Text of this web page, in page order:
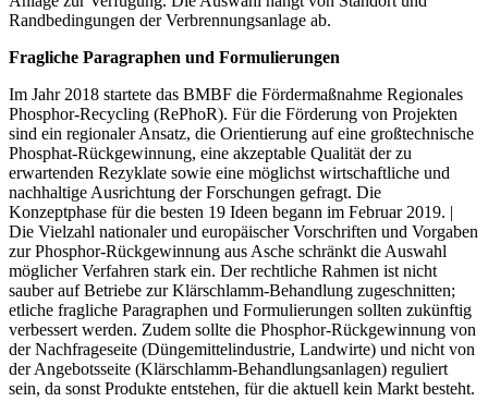
Randbedingungen der Verbrennungsanlage ab.
Fragliche Paragraphen und Formulierungen
Im Jahr 2018 startete das BMBF die Fördermaßnahme Regionales
Phosphor-Recycling (RePhoR). Für die Förderung von Projekten
sind ein regionaler Ansatz, die Orientierung auf eine großtechnische
Phosphat-Rückgewinnung, eine akzeptable Qualität der zu
erwartenden Rezyklate sowie eine möglichst wirtschaftliche und
nachhaltige Ausrichtung der Forschungen gefragt. Die
Konzeptphase für die besten 19 Ideen begann im Februar 2019. |
Die Vielzahl nationaler und europäischer Vorschriften und Vorgaben
zur Phosphor-Rückgewinnung aus Asche schränkt die Auswahl
möglicher Verfahren stark ein. Der rechtliche Rahmen ist nicht
sauber auf Betriebe zur Klärschlamm-Behandlung zugeschnitten;
etliche fragliche Paragraphen und Formulierungen sollten zukünftig
verbessert werden. Zudem sollte die Phosphor-Rückgewinnung von
der Nachfrageseite (Düngemittelindustrie, Landwirte) und nicht von
der Angebotsseite (Klärschlamm-Behandlungsanlagen) reguliert
sein, da sonst Produkte entstehen, für die aktuell kein Markt besteht.